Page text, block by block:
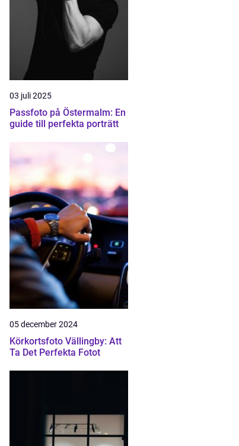
03 juli 2025
Passfoto på Östermalm: En
guide till perfekta porträtt
05 december 2024
Körkortsfoto Vällingby: Att
Ta Det Perfekta Fotot